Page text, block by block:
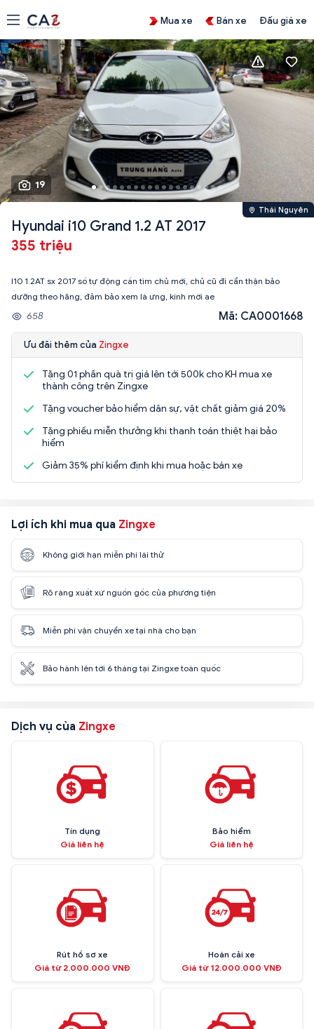
Mua xe Bán xe Đấu giá xe
19
Thái Nguyên
Hyundai i10 Grand 1.2 AT 2017
355 triệu
I10 1.2AT sx 2017 số tự động cần tìm chủ mới, chủ cũ đi cẩn thận bảo
dưỡng theo hãng, đảm bảo xem là ưng, kính mời ae
658 Mã: CA0001668
Ưu đãi thêm của Zingxe
Tặng 01 phần quà trị giá lên tới 500k cho KH mua xe
thành công trên Zingxe
Tặng voucher bảo hiểm dân sự, vật chất giảm giá 20%
Tặng phiếu miễn thưởng khi thanh toán thiệt hại bảo
hiểm
Giảm 35% phí kiểm định khi mua hoặc bán xe
Lợi ích khi mua qua Zingxe
Không giới hạn miễn phí lái thử
Rõ ràng xuất xứ nguồn gốc của phương tiện
Miễn phí vận chuyển xe tại nhà cho bạn
Bảo hành lên tới 6 tháng tại Zingxe toàn quốc
Dịch vụ của Zingxe
Tín dụng
Giá liên hệ
Bảo hiểm
Giá liên hệ
Rút hồ sơ xe
Giá từ 2.000.000 VNĐ
Hoán cải xe
Giá từ 12.000.000 VNĐ